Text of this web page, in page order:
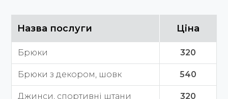
Назва послуги Ціна
Брюки 320
Брюки з декором, шовк 540
Джинси, спортивні штани 320